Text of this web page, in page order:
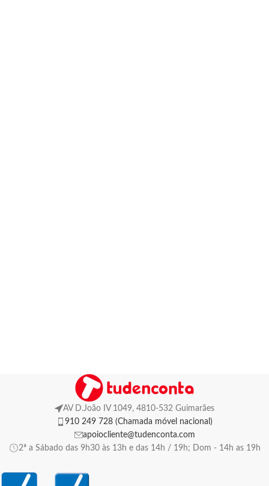
AV D.João IV 1049, 4810-532 Guimarães
910 249 728 (Chamada móvel nacional)
apoiocliente@tudenconta.com
2ª a Sábado das 9h30 às 13h e das 14h / 19h; Dom - 14h as 19h